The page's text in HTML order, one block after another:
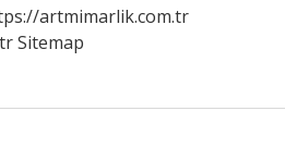
artmimarlik.com.tr
Sitemap